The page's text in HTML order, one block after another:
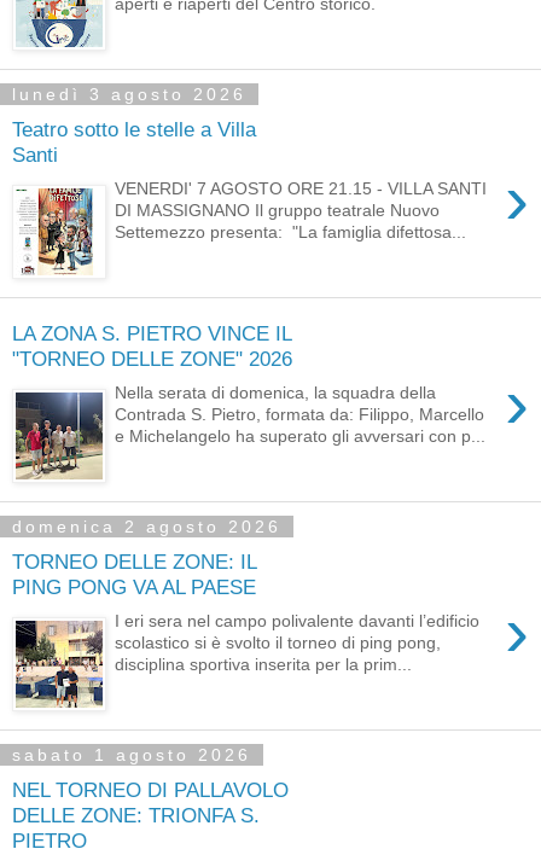
aperti e riaperti del Centro storico.
lunedì 3 agosto 2026
Teatro sotto le stelle a Villa
Santi
›
VENERDI' 7 AGOSTO ORE 21.15 - VILLA SANTI
DI MASSIGNANO Il gruppo teatrale Nuovo
Settemezzo presenta: "La famiglia difettosa...
LA ZONA S. PIETRO VINCE IL
"TORNEO DELLE ZONE" 2026
›
Nella serata di domenica, la squadra della
Contrada S. Pietro, formata da: Filippo, Marcello
e Michelangelo ha superato gli avversari con p...
domenica 2 agosto 2026
TORNEO DELLE ZONE: IL
PING PONG VA AL PAESE
›
I eri sera nel campo polivalente davanti l’edificio
scolastico si è svolto il torneo di ping pong,
disciplina sportiva inserita per la prim...
sabato 1 agosto 2026
NEL TORNEO DI PALLAVOLO
DELLE ZONE: TRIONFA S.
PIETRO